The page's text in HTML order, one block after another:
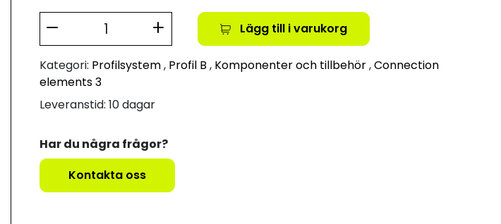
Lägg till i varukorg
Kategori: Profilsystem, Profil B , Komponenter och tillbehör,Connection
elements 3
Leveranstid: 10 dagar
Har du några frågor?
Kontakta oss